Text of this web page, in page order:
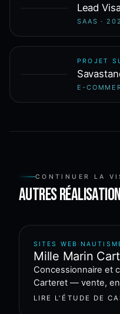
Lead
SAAS ·
PROJET
E-
CONTINUER LA
Autres
SITES WEB ·
Mille Marin
Concessionnaire et
Carteret — vente,
bateaux.
LIRE L'ÉTUDE DE